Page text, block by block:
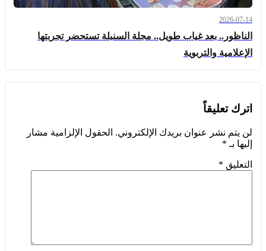
2026-07-14
الناظور.. بعد غياب طويل.. مجلة السنبلة تستحضر تجربتها
الإعلامية والتربوية
اترك تعليقاً
لن يتم نشر عنوان بريدك الإلكتروني. الحقول الإلزامية مشار
إليها بـ *
التعليق *